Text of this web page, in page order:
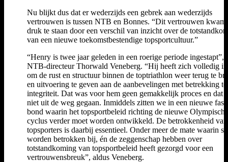
Nu blijkt dus dat er wederzijds een gebrek aan wederzijds
vertrouwen is tussen NTB en Bonnes. “Dit vertrouwen kwam
druk te staan door een verschil van inzicht over de
van een nieuwe toekomstbestendige topsportcultuur.”
“Henry is twee jaar geleden in een roerige periode ingestapt”,
NTB-directeur Thorwald Veneberg. “Hij heeft zich volledig
om de rust en structuur binnen de toptriathlon weer terug te
en uitvoering te geven aan de aanbevelingen met betrekking
integriteit. Dat was voor hem geen gemakkelijk proces en dat
niet uit de weg gegaan. Inmiddels zitten we in een nieuwe
bond waarin het topsportbeleid richting de nieuwe Olympische
cyclus verder moet worden ontwikkeld. De betrokkenheid van
topsporters is daarbij essentieel. Onder meer de mate waarin
worden betrokken bij, én de zeggenschap hebben over
totstandkoming van topsportbeleid heeft gezorgd voor een
vertrouwensbreuk”, aldus Veneberg.